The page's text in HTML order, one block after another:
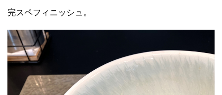
完スペフィニッシュ。